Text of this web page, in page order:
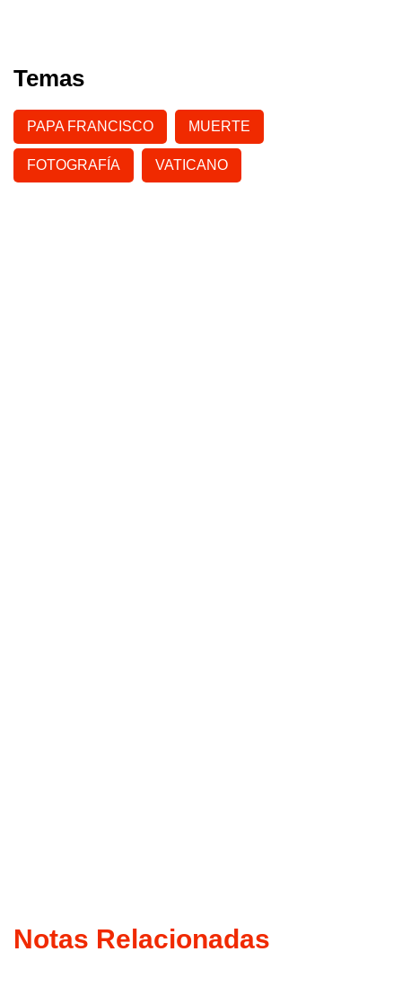
Temas
PAPA FRANCISCO MUERTE
FOTOGRAFÍA VATICANO
Notas Relacionadas